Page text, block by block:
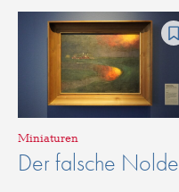
Miniaturen
Der falsche Nolde